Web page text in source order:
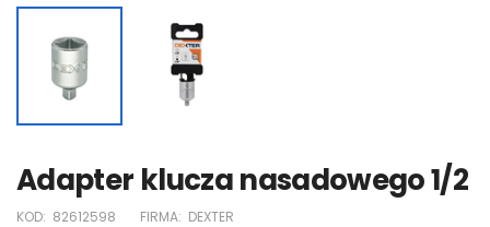
Adapter klucza nasadowego 1/2
KOD: 82612598 FIRMA: DEXTER